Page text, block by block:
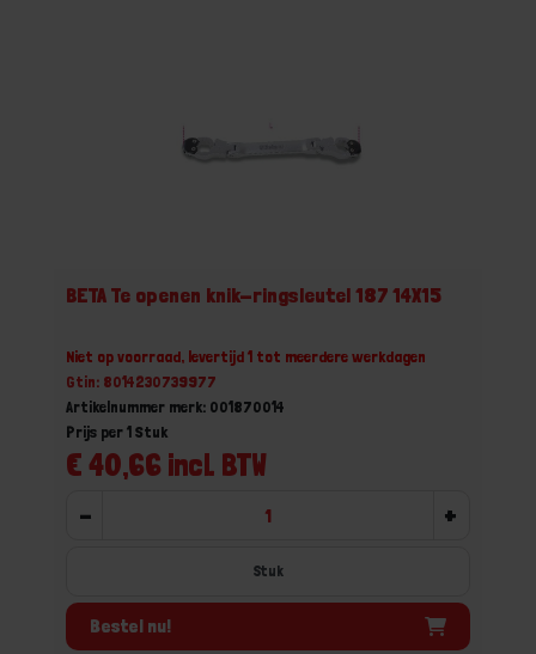
BETA Te openen knik-ringsleutel 187 14X15
Niet op voorraad, levertijd 1 tot meerdere werkdagen
Gtin: 8014230739977
Artikelnummer merk: 001870014
€ 40,66 incl. BTW
Prijs per 1 Stuk
- +
Stuk
Bestel nu!